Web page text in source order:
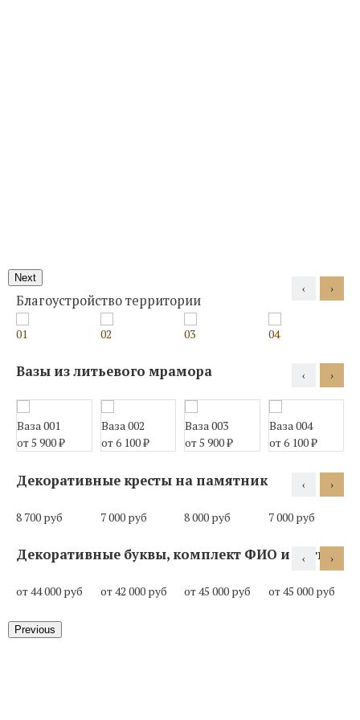
Next
Благоустройство территории
01 02 03 04
‹ ›
Вазы из литьевого мрамора
Ваза 001
от 5 900₽
Ваза 002
от 6 100₽
Ваза 003
от 5 900₽
Ваза 004
от 6 100₽
‹ ›
Декоративные кресты на памятник
8 700 руб 7 000 руб 8 000 руб 7 000 руб
‹ ›
Декоративные буквы, комплект ФИО и даты
от 44 000 руб от 42 000 руб от 45 000 руб от 45 000 руб
‹ ›
Previous